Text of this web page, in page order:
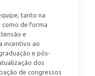
tanto na
de forma
e
incentivo ao
e pós-
dos
de congressos